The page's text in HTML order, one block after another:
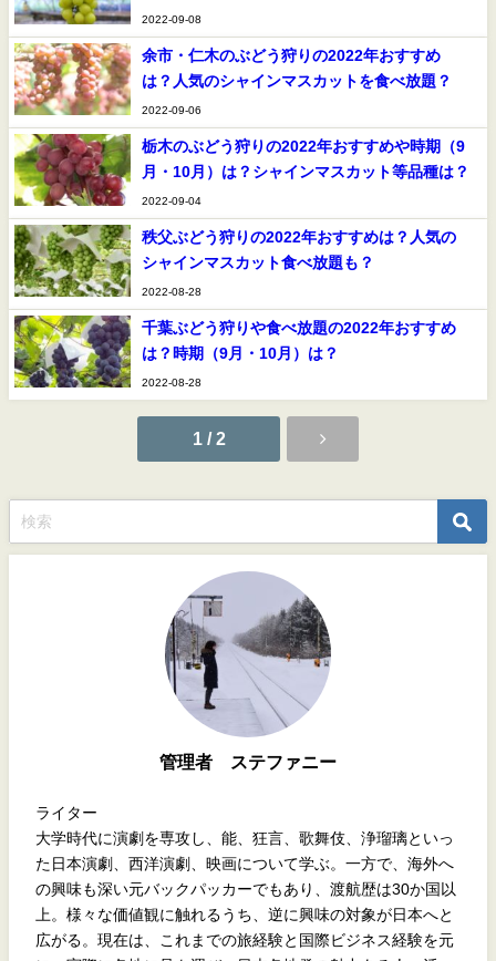
2022-09-08
余市・仁木のぶどう狩りの2022年おすすめ
は？人気のシャインマスカットを食べ放題？
2022-09-06
栃木のぶどう狩りの2022年おすすめや時期（9
月・10月）は？シャインマスカット等品種は？
2022-09-04
秩父ぶどう狩りの2022年おすすめは？人気の
シャインマスカット食べ放題も？
2022-08-28
千葉ぶどう狩りや食べ放題の2022年おすすめ
は？時期（9月・10月）は？
2022-08-28
1 / 2
管理者 ステファニー
ライター
大学時代に演劇を専攻し、能、狂言、歌舞伎、浄瑠璃といっ
た日本演劇、西洋演劇、映画について学ぶ。一方で、海外へ
の興味も深い元バックパッカーでもあり、渡航歴は30か国以
上。様々な価値観に触れるうち、逆に興味の対象が日本へと
広がる。現在は、これまでの旅経験と国際ビジネス経験を元